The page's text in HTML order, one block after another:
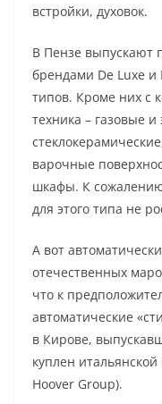
встройки, духовок.
В Пензе выпускают
брендами De Luxe
типов. Кроме них с
техника – газовые
варочные
шкафы. К
для этого типа не
А вот
отечественных
что к
автоматические
в Кирове,
куплен
Hoover Group).